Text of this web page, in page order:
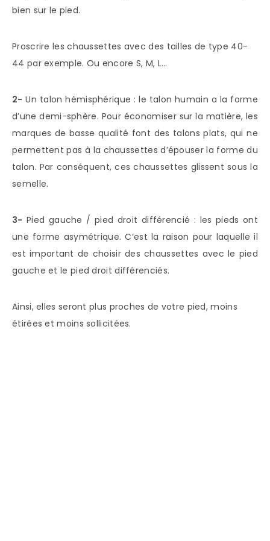
bien sur le pied.
Proscrire les chaussettes avec des tailles de type 40-
44 par exemple. Ou encore S, M, L…
2- Un talon hémisphérique : le talon humain a la forme
d’une demi-sphère. Pour économiser sur la matière, les
marques de basse qualité font des talons plats, qui ne
permettent pas à la chaussettes d’épouser la forme du
talon. Par conséquent, ces chaussettes glissent sous la
semelle.
3- Pied gauche / pied droit différencié : les pieds ont
une forme asymétrique. C’est la raison pour laquelle il
est important de choisir des chaussettes avec le pied
gauche et le pied droit différenciés.
Ainsi, elles seront plus proches de votre pied, moins
étirées et moins sollicitées.